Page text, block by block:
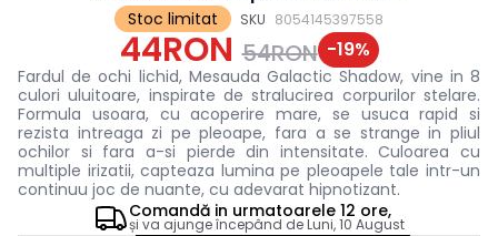
Stoc limitat SKU 8054145397558
44RON 54RON -19%
Fardul de ochi lichid, Mesauda Galactic Shadow, vine in 8
culori uluitoare, inspirate de stralucirea corpurilor stelare.
Formula usoara, cu acoperire mare, se usuca rapid si
rezista intreaga zi pe pleoape, fara a se strange in pliul
ochilor si fara a-si pierde din intensitate. Culoarea cu
multiple irizatii, capteaza lumina pe pleoapele tale intr-un
continuu joc de nuante, cu adevarat hipnotizant.
Comandă in urmatoarele 12 ore,
și va ajunge începând deLuni, 10 August